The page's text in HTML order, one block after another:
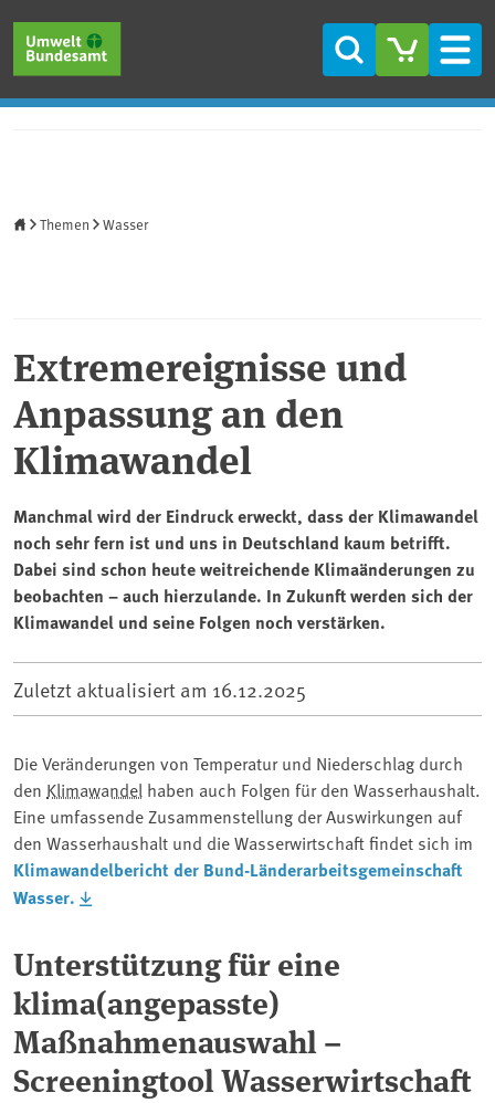
Suche
Themen Wasser
Extremereignisse und
Anpassung an den
Klimawandel
Manchmal wird der Eindruck erweckt, dass der Klimawandel
noch sehr fern ist und uns in Deutschland kaum betrifft.
Dabei sind schon heute weitreichende Klimaänderungen zu
beobachten – auch hierzulande. In Zukunft werden sich der
Klimawandel und seine Folgen noch verstärken.
Zuletzt aktualisiert am 16.12.2025
Die Veränderungen von Temperatur und Niederschlag durch
den Klimawandel haben auch Folgen für den Wasserhaushalt.
Eine umfassende Zusammenstellung der Auswirkungen auf
den Wasserhaushalt und die Wasserwirtschaft findet sich im
Klimawandelbericht der Bund-Länderarbeitsgemeinschaft
Wasser.
Unterstützung für eine
klima(angepasste)
Maßnahmenauswahl –
Screeningtool Wasserwirtschaft